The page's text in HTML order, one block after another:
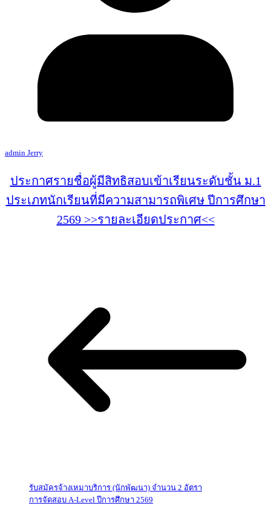
admin Jerry
ประกาศรายชื่อผู้มีสิทธิสอบเข้าเรียนระดับชั้น ม.1
ประเภทนักเรียนที่มีความสามารถพิเศษ ปีการศึกษา
2569 >>รายละเอียดประกาศ<<
รับสมัครจ้างเหมาบริการ (นักพัฒนา) จำนวน 2 อัตรา
การจัดสอบ A-Level ปีการศึกษา 2569